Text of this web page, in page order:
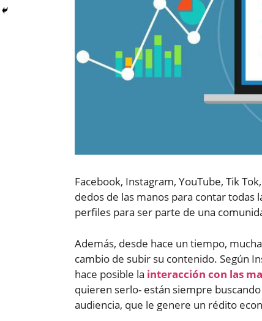
Facebook, Instagram, YouTube, Tik
dedos de las manos para contar todas
perfiles para ser parte de una
Además, desde hace un tiempo,
cambio de subir su contenido. Según
hace posible la interacción con las
quieren serlo- están siempre
audiencia, que le genere un rédito